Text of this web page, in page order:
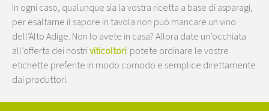
In ogni caso, qualunque sia la vostra ricetta a base di asparagi,
per esaltarne il sapore in tavola non può mancare un vino
dell’Alto Adige. Non lo avete in casa? Allora date un’occhiata
all’offerta dei nostriviticoltori: potete ordinare le vostre
etichette preferite in modo comodo e semplice direttamente
dai produttori.